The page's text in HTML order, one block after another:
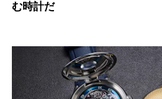
む時計だ